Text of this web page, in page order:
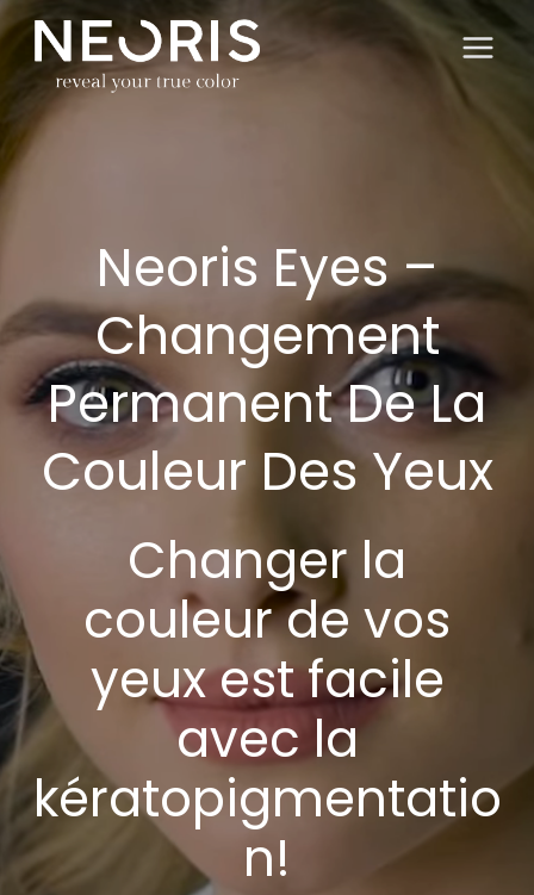
Saltar
al
contenido
Neoris Eyes –
Changement
Permanent De La
Couleur Des Yeux
Changer la
couleur de vos
yeux est facile
avec la
kératopigmentatio
n!